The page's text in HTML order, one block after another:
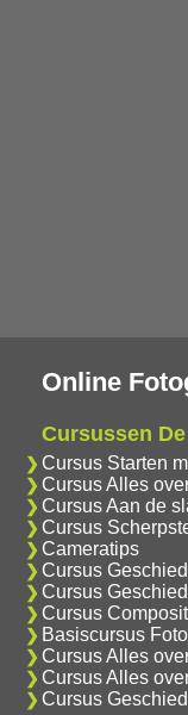
Online
Cursussen
Cursus Starten
Cursus Alles
Cursus Aan de
Cursus
Cameratips
Cursus
Cursus
Cursus
Basiscursus
Cursus Alles
Cursus Alles
Cursus